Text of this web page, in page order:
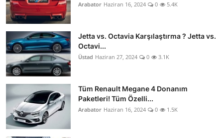
Arabator Haziran 16, 2024 0 5.4K
Jetta vs. Octavia Karşılaştırma ? Jetta vs.
Octavi...
Üstad Haziran 27, 2024 0 3.1K
Tüm Renault Megane 4 Donanım
Paketleri! Tüm Özelli...
Arabator Haziran 16, 2024 0 1.5K